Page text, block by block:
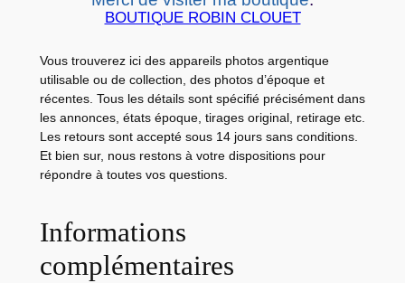
D
S
L
'
E
X
R
I
BOUTIQUE ROBIN CLOUET
Vous trouverez ici des appareils photos argentique
utilisable ou de collection, des photos d’époque et
récentes. Tous les détails sont spécifié précisément dans
les annonces, états époque, tirages original, retirage etc.
Les retours sont accepté sous 14 jours sans conditions.
Et bien sur, nous restons à votre dispositions pour
répondre à toutes vos questions.
Informations
complémentaires